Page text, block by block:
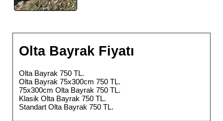
Olta Bayrak Fiyatı
Olta Bayrak 750 TL.
Olta Bayrak 75x300cm 750 TL.
75x300cm Olta Bayrak 750 TL.
Klasik Olta Bayrak 750 TL.
Standart Olta Bayrak 750 TL.